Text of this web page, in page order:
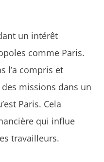
un intérêt
comme Paris.
l’a compris et
missions dans un
Paris. Cela
qui influe
travailleurs.